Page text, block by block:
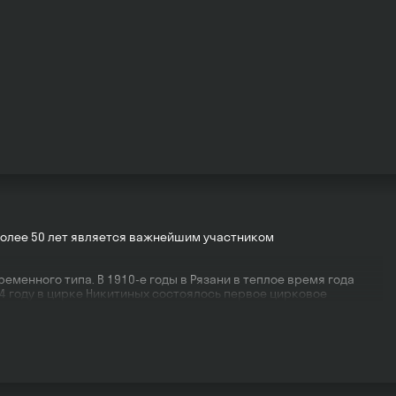
50 лет является важнейшим участником
типа. В 1910-е годы в Рязани в теплое время года
в цирке Никитиных состоялось первое цирковое
коллективы арендовали этот цирк в 1929—1931